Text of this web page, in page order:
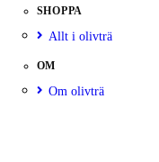
SHOPPA
Allt i olivträ
OM
Om olivträ